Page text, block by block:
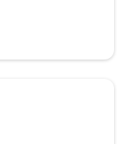
Ansatz
der Kinder in
dem